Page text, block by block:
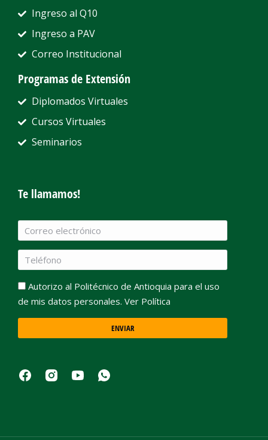
Ingreso al Q10
Ingreso a PAV
Correo Institucional
Programas de Extensión
Diplomados Virtuales
Cursos Virtuales
Seminarios
Te llamamos!
Autorizo al Politécnico de Antioquia para el uso
de mis datos personales. Ver Política
ENVIAR